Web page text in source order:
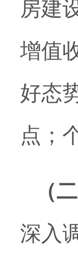
房建
增值
好态
点；
（
深入